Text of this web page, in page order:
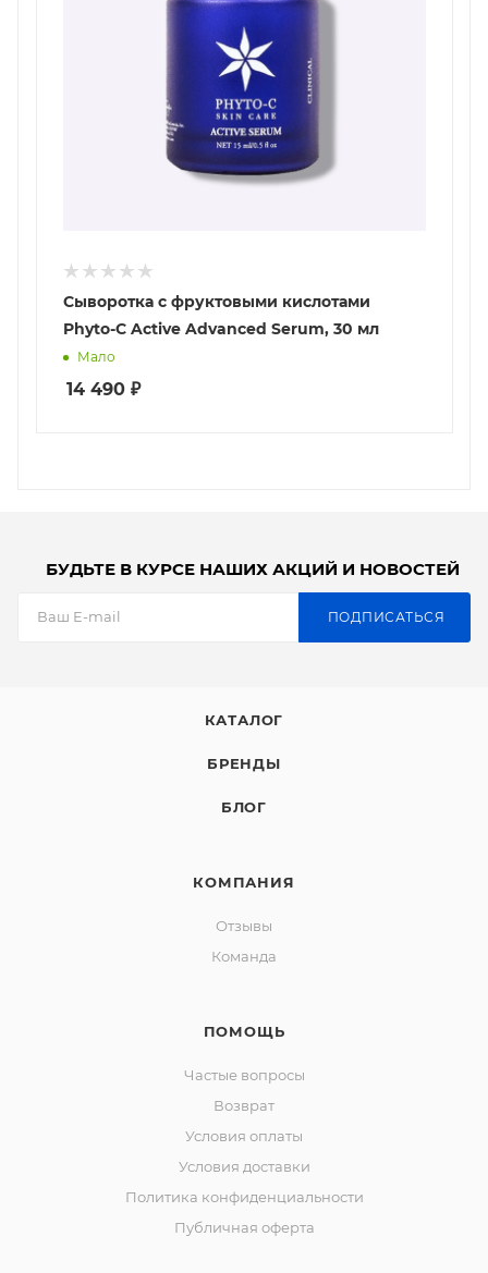
Сыворотка с фруктовыми кислотами
Phyto-C Active Advanced Serum, 30 мл
Мало
14 490 ₽
БУДЬТЕ В КУРСЕ НАШИХ АКЦИЙ И НОВОСТЕЙ
ПОДПИСАТЬСЯ
КАТАЛОГ
БРЕНДЫ
БЛОГ
КОМПАНИЯ
Отзывы
Команда
ПОМОЩЬ
Частые вопросы
Возврат
Условия оплаты
Условия доставки
Политика конфиденциальности
Публичная оферта